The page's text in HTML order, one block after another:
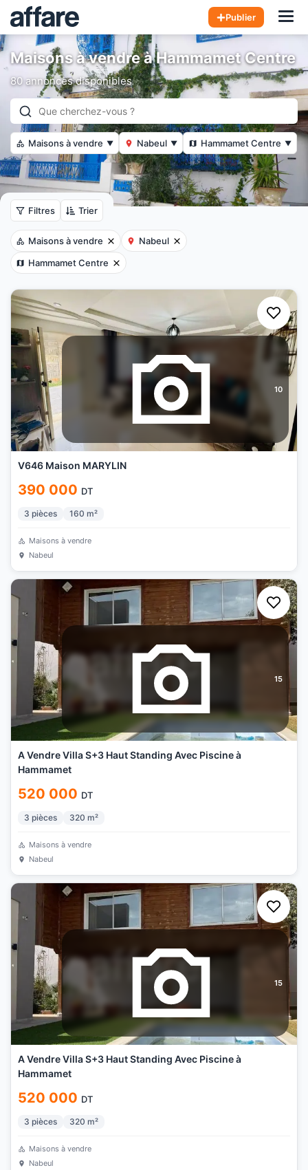
Publier
Maisons à vendre à Hammamet Centre
80 annonces disponibles
Maisons à vendre ▼ Nabeul ▼ Hammamet Centre ▼
Filtres Trier
Maisons à vendre
Nabeul
Hammamet Centre
10
V646 Maison MARYLIN
390 000 DT
3 pièces 160 m²
Maisons à vendre
Nabeul
15
A Vendre Villa S+3 Haut Standing Avec Piscine à
Hammamet
520 000 DT
3 pièces 320 m²
Maisons à vendre
Nabeul
15
A Vendre Villa S+3 Haut Standing Avec Piscine à
Hammamet
520 000 DT
3 pièces 320 m²
Maisons à vendre
Nabeul